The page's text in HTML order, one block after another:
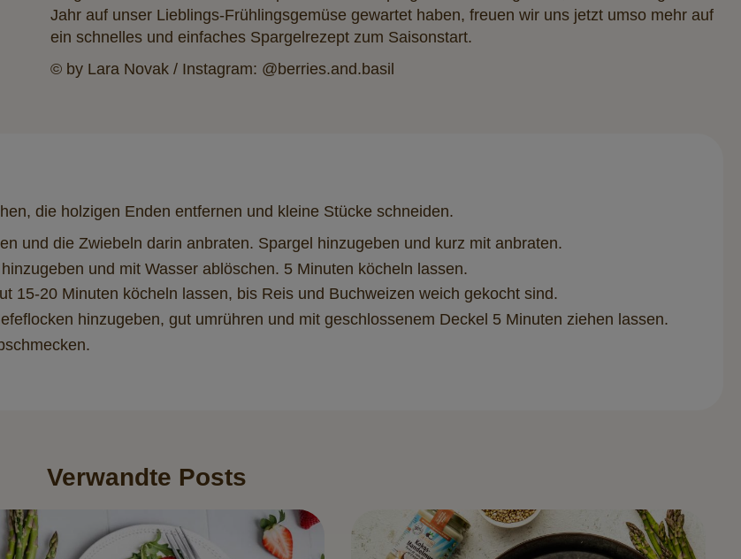
Jahr auf unser Lieblings-Frühlingsgemüse gewartet haben, freuen wir uns jetzt umso mehr auf
ein schnelles und einfaches Spargelrezept zum Saisonstart.
© by Lara Novak / Instagram: @berries.and.basil
die holzigen Enden entfernen und kleine Stücke schneiden.
und die Zwiebeln darin anbraten. Spargel hinzugeben und kurz mit anbraten.
und mit Wasser ablöschen. 5 Minuten köcheln lassen.
15-20 Minuten köcheln lassen, bis Reis und Buchweizen weich gekocht sind.
hinzugeben, gut umrühren und mit geschlossenem Deckel 5 Minuten ziehen lassen.
Verwandte Posts